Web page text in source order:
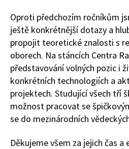
Oproti předchozím ročníkům
ještě konkrétnější dotazy a
propojit teoretické znalosti s
oborech. Na stáncích Centra
představování volných pozic i
konkrétních technologiích a
projektech. Studující všech tří
možnost pracovat se
se do mezinárodních
Děkujeme všem za jejich čas